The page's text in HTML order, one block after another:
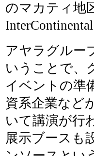
のマカティ地
アヤラグルー
いうことで、
イベントの準
資系企業など
いて講演が行
展示ブースも